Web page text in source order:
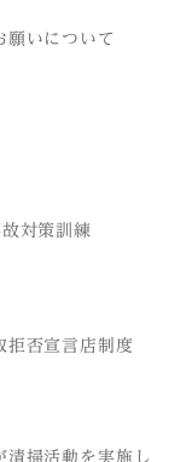
願いについて
対策訓練
拒否宣言店制度
清掃活動を実施し